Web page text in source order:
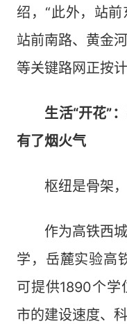
绍，“此外，站前
站前南路、黄金
等关键路网正按
生活“开花”：
有了烟火气
枢纽是骨架，
作为高铁西城
学，岳麓实验高
可提供1890个学
市的建设速度、